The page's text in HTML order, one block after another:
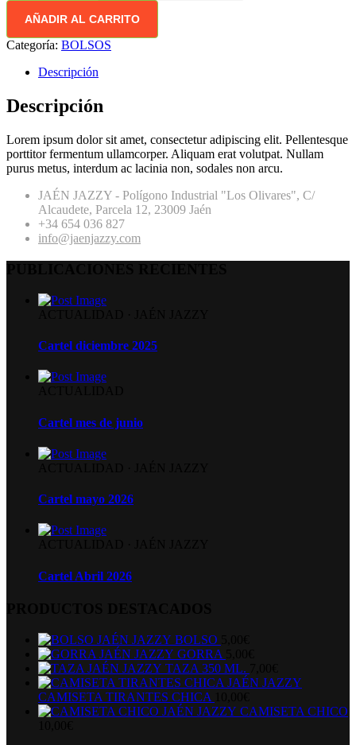
AÑADIR AL CARRITO
Categoría: BOLSOS
Descripción
Descripción
Lorem ipsum dolor sit amet, consectetur adipiscing elit. Pellentesque
porttitor fermentum ullamcorper. Aliquam erat volutpat. Nullam
purus metus, interdum ac lacinia non, sodales non arcu.
JAÉN JAZZY - Polígono Industrial "Los Olivares", C/
Alcaudete, Parcela 12, 23009 Jaén
+34 654 036 827
info@jaenjazzy.com
Cartel diciembre 2025
Cartel mes de junio
Cartel mayo 2026
Cartel Abril 2026
BOLSO
GORRA
TAZA 350 ML.
CAMISETA TIRANTES CHICA
CAMISETA CHICO